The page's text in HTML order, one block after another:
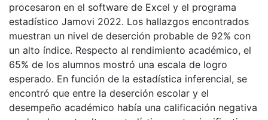
procesaron en el software de Excel y el programa
estadístico Jamovi 2022. Los hallazgos encontrados
muestran un nivel de deserción probable de 92% con
un alto índice. Respecto al rendimiento académico, el
65% de los alumnos mostró una escala de logro
esperado. En función de la estadística inferencial, se
encontró que entre la deserción escolar y el
desempeño académico había una calificación negativa